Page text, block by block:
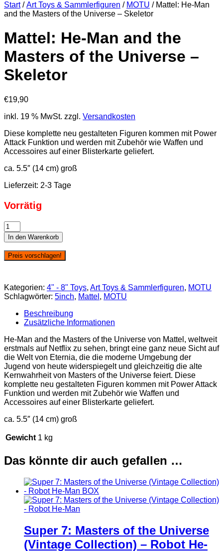
Start/Art Toys & Sammlerfiguren / MOTU / Mattel: He-Man
and the Masters of the Universe – Skeletor
Mattel: He-Man and the
Masters of the Universe –
Skeletor
€19,90
inkl. 19 % MwSt. zzgl. Versandkosten
Diese komplette neu gestalteten Figuren kommen mit Power
Attack Funktion und werden mit Zubehör wie Waffen und
Accessoires auf einer Blisterkarte geliefert.
ca. 5.5″ (14 cm) groß
Lieferzeit: 2-3 Tage
Vorrätig
Mattel:
He-
Man
and
the
the
Universe
Skeletor
Menge
In den Warenkorb
Preis vorschlagen!
Kategorien: 4" - 8" Toys, Art Toys & Sammlerfiguren, MOTU
Schlagwörter: 5inch, Mattel , MOTU
Beschreibung
Zusätzliche Informationen
He-Man and the Masters of the Universe von Mattel, weltweit
erstmals auf Netflix zu sehen, bringt eine ganz neue Sicht auf
die Welt von Eternia, die die moderne Umgebung der
Jugend von heute widerspiegelt und gleichzeitig die alte
Kernwahrheit von Masters of the Universe feiert. Diese
komplette neu gestalteten Figuren kommen mit Power Attack
Funktion und werden mit Zubehör wie Waffen und
Accessoires auf einer Blisterkarte geliefert.
ca. 5.5″ (14 cm) groß
Gewicht 1 kg
Das könnte dir auch gefallen …
Super 7: Masters of the Universe
(Vintage Collection) – Robot He-